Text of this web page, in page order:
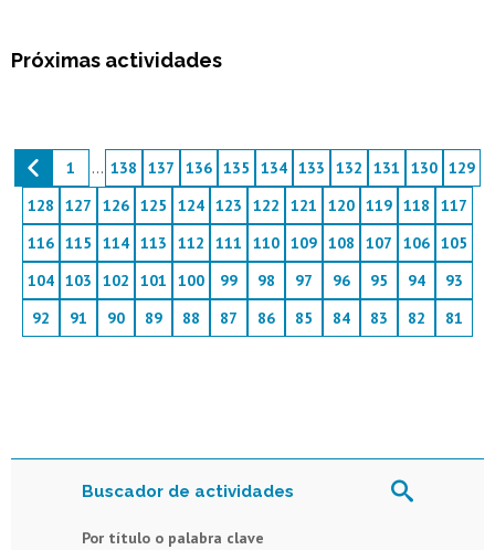
Egresadas/os
Buscador de actividades
Por título o palabra clave
Próximas actividades
1 ... 138 137 136 135 134 133 132 131 130 129
128
127 126 125 124 123 122 121 120 119 118
117
116 115 114 113 112 111 110 109 108 107 106 105
104 103 102 101 100 99 98 97 96 95 94
93
92
91 90 89 88 87 86 85 84 83 82 81